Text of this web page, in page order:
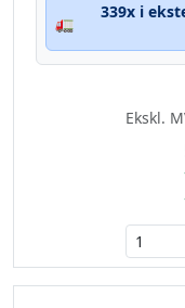
🚛
339x i
Ekskl.